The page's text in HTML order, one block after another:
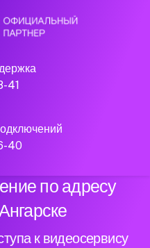
41
40
и
по адресу
к видеосервису